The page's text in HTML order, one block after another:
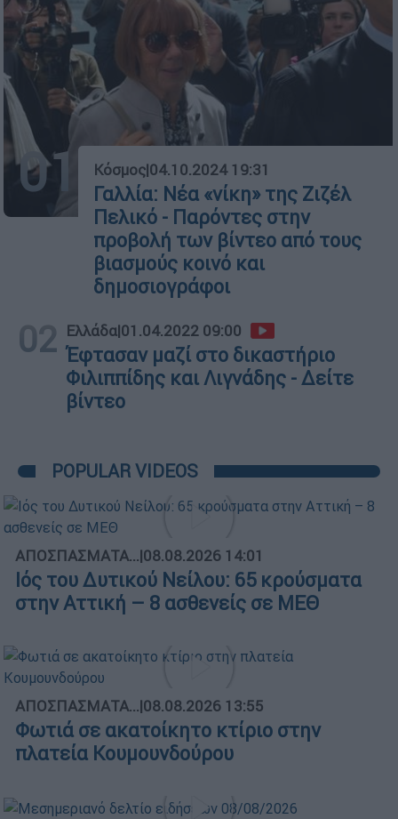
01 Κόσμος|04.10.2024 19:31
Γαλλία: Νέα «νίκη» της Ζιζέλ
Πελικό - Παρόντες στην
προβολή των βίντεο από τους
βιασμούς κοινό και
δημοσιογράφοι
02 Ελλάδα|01.04.2022 09:00
Έφτασαν μαζί στο δικαστήριο
Φιλιππίδης και Λιγνάδης - Δείτε
βίντεο
POPULAR VIDEOS
ΑΠΟΣΠΑΣΜΑΤΑ...|08.08.2026 14:01
Ιός του Δυτικού Νείλου: 65 κρούσματα
στην Αττική – 8 ασθενείς σε ΜΕΘ
ΑΠΟΣΠΑΣΜΑΤΑ...|08.08.2026 13:55
Φωτιά σε ακατοίκητο κτίριο στην
πλατεία Κουμουνδούρου